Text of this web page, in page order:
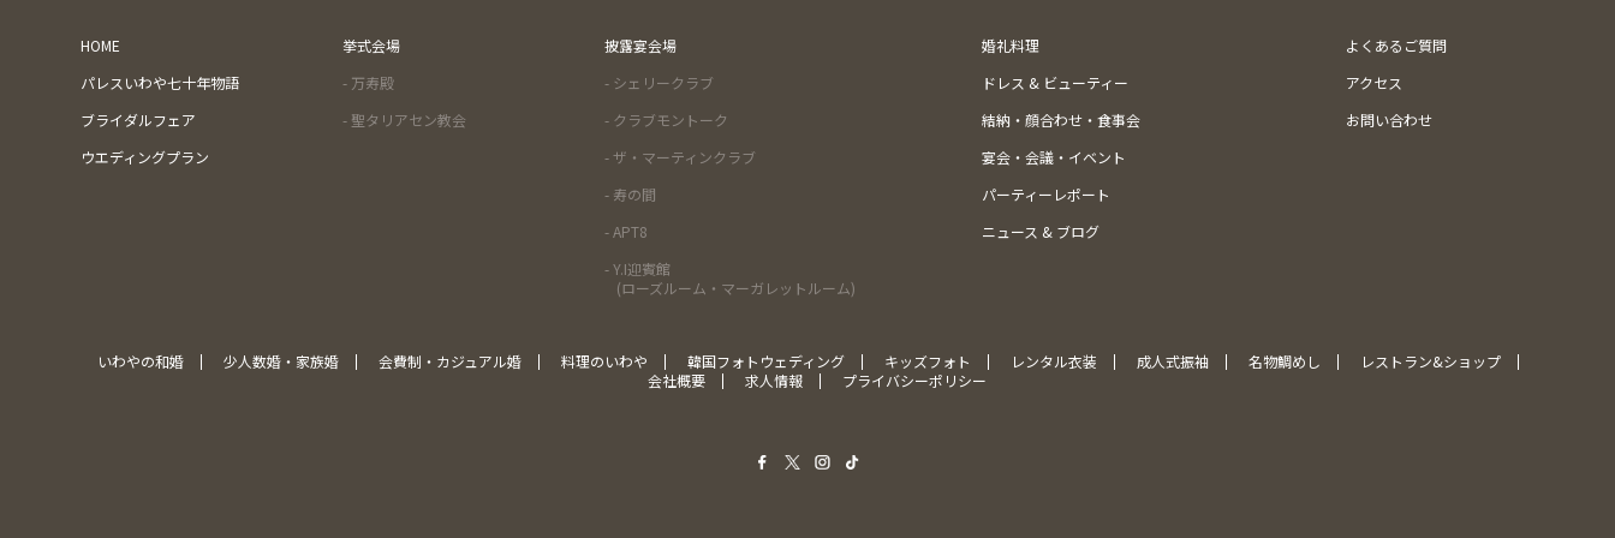
HOME
パレスいわや七十年物語
ブライダルフェア
ウエディングプラン
挙式会場
- 万寿殿
- 聖タリアセン教会
披露宴会場
- シェリークラブ
- クラブモントーク
- ザ・マーティンクラブ
- 寿の間
- APT8
- Y.I迎賓館
(ローズルーム・マーガレットルーム)
婚礼料理
ドレス & ビューティー
結納・顔合わせ・食事会
宴会・会議・イベント
パーティーレポート
ニュース & ブログ
よくあるご質問
アクセス
お問い合わせ
いわやの和婚 少人数婚・家族婚 会費制・カジュアル婚 料理のいわや 韓国フォトウェディング キッズフォト レンタル衣装 成人式振袖 名物鯛めし
レストラン&ショップ
会社概要
求人情報 プライバシーポリシー